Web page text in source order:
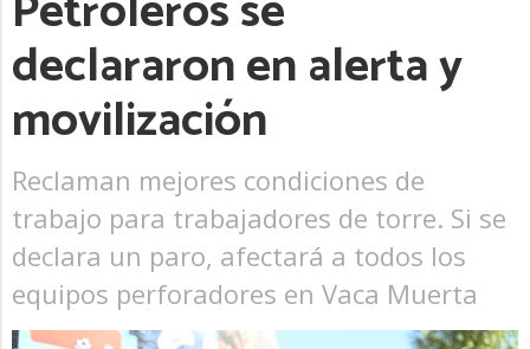
declararon en alerta y
movilización
Reclaman mejores condiciones de
trabajo para trabajadores de torre. Si se
declara un paro, afectará a todos los
equipos perforadores en Vaca Muerta